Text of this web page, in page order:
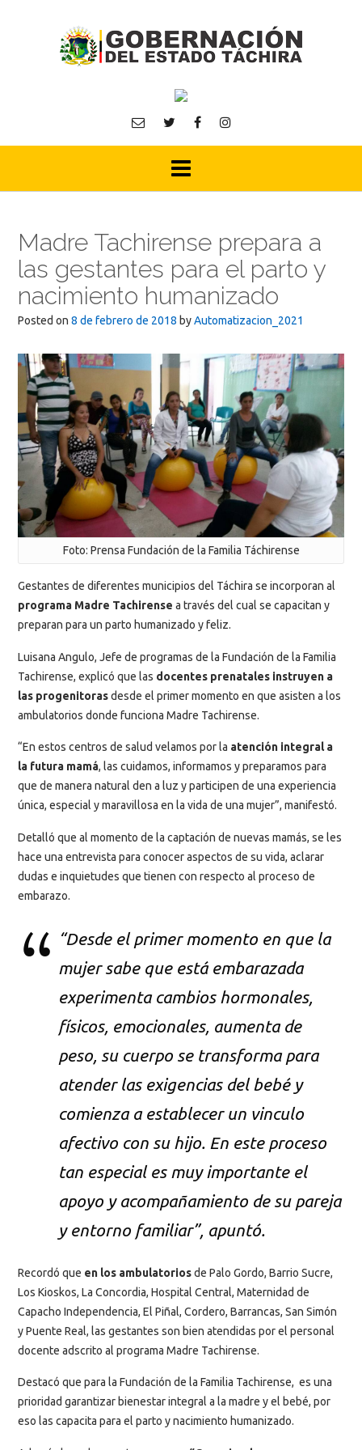
Madre Tachirense prepara a
las gestantes para el parto y
nacimiento humanizado
Posted on 8 de febrero de 2018 byAutomatizacion_2021
Foto: Prensa Fundación de la Familia Táchirense
Gestantes de diferentes municipios del Táchira se incorporan al
programa Madre Tachirense a través del cual se capacitan y
preparan para un parto humanizado y feliz.
Luisana Angulo, Jefe de programas de la Fundación de la Familia
Tachirense, explicó que las docentes prenatales instruyen a
las progenitorasdesde el primer momento en que asisten a los
ambulatorios donde funciona Madre Tachirense.
“En estos centros de salud velamos por la atención integral a
la futura mamá, las cuidamos, informamos y preparamos para
que de manera natural den a luz y participen de una experiencia
única, especial y maravillosa en la vida de una mujer”, manifestó.
Detalló que al momento de la captación de nuevas mamás, se les
hace una entrevista para conocer aspectos de su vida, aclarar
dudas e inquietudes que tienen con respecto al proceso de
embarazo.
“Desde el primer momento en que la
mujer sabe que está embarazada
experimenta cambios hormonales,
físicos, emocionales, aumenta de
peso, su cuerpo se transforma para
atender las exigencias del bebé y
comienza a establecer un vinculo
afectivo con su hijo. En este proceso
tan especial es muy importante el
apoyo y acompañamiento de su pareja
y entorno familiar”, apuntó.
Recordó que en los ambulatoriosde Palo Gordo, Barrio Sucre,
Los Kioskos, La Concordia, Hospital Central, Maternidad de
Capacho Independencia, El Piñal, Cordero, Barrancas, San Simón
y Puente Real, las gestantes son bien atendidas por el personal
docente adscrito al programa Madre Tachirense.
Destacó que para la Fundación de la Familia Tachirense, es una
prioridad garantizar bienestar integral a la madre y el bebé, por
eso las capacita para el parto y nacimiento humanizado.